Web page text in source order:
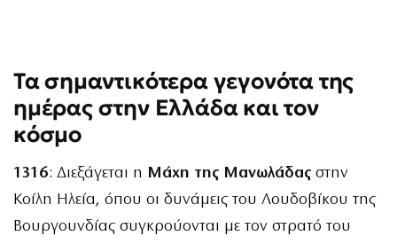
Τα σημαντικότερα γεγονότα της
ημέρας στην Ελλάδα και τον
κόσμο
1316: Διεξάγεται η Μάχη της Μανωλάδας στην
Κοίλη Ηλεία, όπου οι δυνάμεις του Λουδοβίκου της
Βουργουνδίας συγκρούονται με τον στρατό του